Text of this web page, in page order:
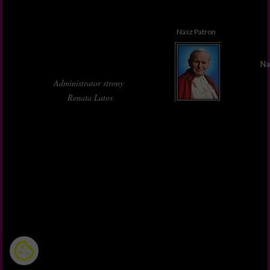
Administrator strony
Renata Latos
Nasz Patron